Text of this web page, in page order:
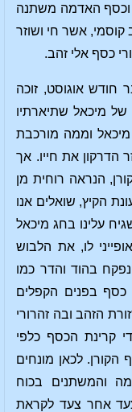
וכסף האדמה משתנה
קוסמי, אשר חי ושוזר
כסף אלי זהב.
חודש אוגוסט, זוכה
מיכאל שתיארתיו
וממה מורכבת
הדרקון את חייו. אך
הנראה רוחית מן
הקיץ, שואלים אנו
עלינו בחג מיכאל
לו, את הלבוש
בהוד והדר כמו
כסף בפנים הקפלים
הזהב ובה זהרורי
קרינת הכסף כלפי
לכאן מונחים
והמשתנים בכוח
אחר צעד לקראת